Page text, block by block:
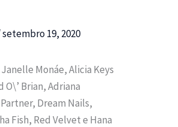
setembro 19, 2020
Monáe, Alicia Keys
Brian, Adriana
Dream Nails,
Fish, Red Velvet e Hana